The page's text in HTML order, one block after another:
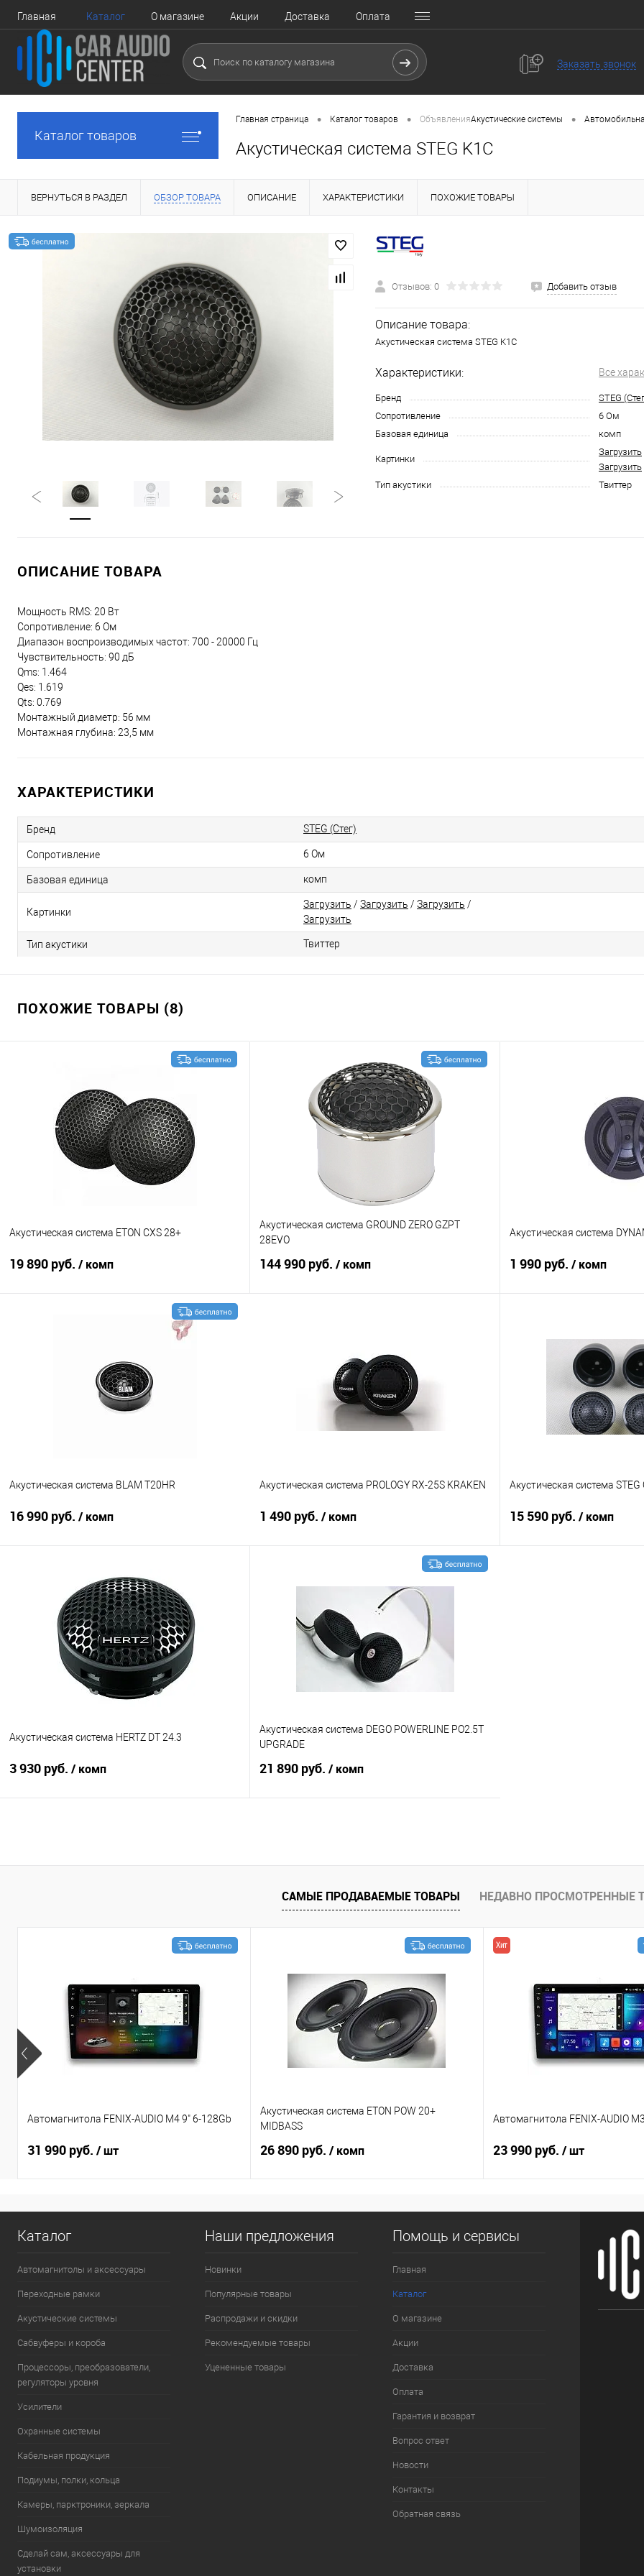
Главная Каталог О магазине Акции Доставка Оплата
Заказать звонок
Каталог товаров
Главная страница • Каталог товаров • ОбъявленияАкустические системы •
Акустическая система STEG K1C
ВЕРНУТЬСЯ В РАЗДЕЛ ОБЗОР ТОВАРА ОПИСАНИЕ ХАРАКТЕРИСТИКИ ПОХОЖИЕ ТОВАРЫ
Отзывов: 0 Добавить отзыв
Описание товара:
Акустическая система STEG K1C
Характеристики: Все
Бренд
STEG
Сопротивление
6 Ом
Базовая единица
комп
Картинки
Загрузить
Загрузить
Тип акустики
Твиттер
ОПИСАНИЕ ТОВАРА
Мощность RMS: 20 Вт
Сопротивление: 6 Ом
Диапазон воспроизводимых частот: 700 - 20000 Гц
Чувствительность: 90 дБ
Qms: 1.464
Qes: 1.619
Qts: 0.769
Монтажный диаметр: 56 мм
Монтажная глубина: 23,5 мм
ХАРАКТЕРИСТИКИ
Бренд STEG (Стег)
Сопротивление 6 Ом
Базовая единица комп
Картинки
Загрузить / Загрузить / Загрузить /
Загрузить
Тип акустики Твиттер
ПОХОЖИЕ ТОВАРЫ (8)
Акустическая система ETON CXS 28+
19 890 руб. / комп
Акустическая система GROUND ZERO GZPT
28EVO
144 990 руб. / комп
В избранное
Акустическая система
1 990 руб. / комп
Акустическая система BLAM T20HR
16 990 руб. / комп
В корзину
Сравнение В избранное
Акустическая система PROLOGY RX-25S KRAKEN
1 490 руб. / комп
Сравнение В избранное
Акустическая система STEG
15 590 руб. / комп
Акустическая система HERTZ DT 24.3
3 930 руб. / комп
Сравнение В избранное
Акустическая система DEGO POWERLINE PO2.5T
UPGRADE
21 890 руб. / комп
Сравнение В избранное
САМЫЕ ПРОДАВАЕМЫЕ ТОВАРЫ НЕДАВНО ПРОСМОТРЕННЫЕ
Автомагнитола FENIX-AUDIO M4 9" 6-128Gb
31 990 руб. / шт
Акустическая система ETON POW 20+
MIDBASS
26 890 руб. / комп
Хит
Автомагнитола FENIX-AUDIO
23 990 руб. / шт
Каталог
Автомагнитолы и аксессуары
Переходные рамки
Акустические системы
Сабвуферы и короба
Процессоры, преобразователи,
регуляторы уровня
Усилители
Охранные системы
Кабельная продукция
Подиумы, полки, кольца
Камеры, парктроники, зеркала
Шумоизоляция
Сделай сам, аксессуары для
установки
Наши предложения
Новинки
Популярные товары
Распродажи и скидки
Рекомендуемые товары
Уцененные товары
Помощь и сервисы
Главная
Каталог
О магазине
Акции
Доставка
Оплата
Гарантия и возврат
Вопрос ответ
Новости
Контакты
Обратная связь